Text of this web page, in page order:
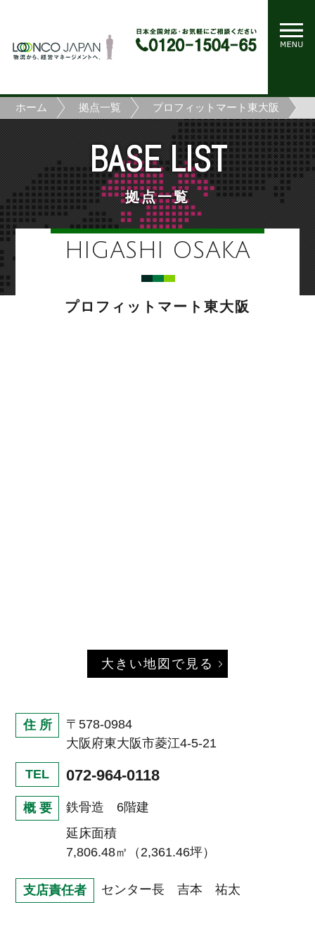
ホーム 拠点一覧 プロフィットマート東大阪
BASE LIST
拠点一覧
HIGASHI OSAKA
プロフィットマート東大阪
大きい地図で見る
住 所
〒578-0984
大阪府東大阪市菱江4-5-21
TEL 072-964-0118
概 要
鉄骨造 6階建
延床面積
7,806.48㎡（2,361.46坪）
支店責任者 センター長 吉本 祐太